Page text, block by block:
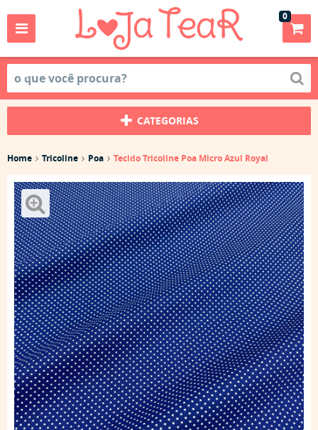
0
CATEGORIAS
Home Tricoline Poa Tecido Tricoline Poa Micro Azul Royal